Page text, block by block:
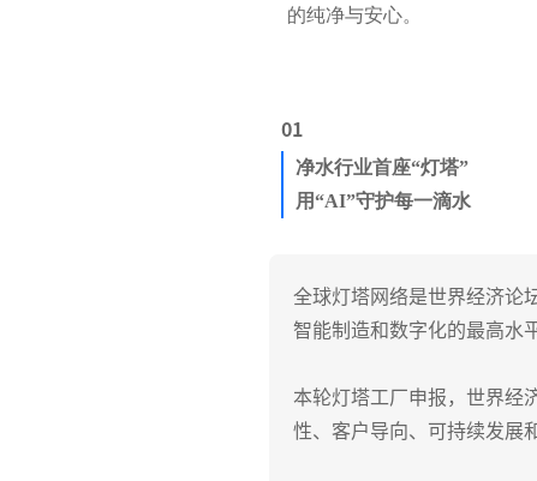
的纯净与安心。
01
净水行业首座“灯塔”
用“AI”守护每一滴水
全球灯塔网络是世界经济论
智能制造和数字化的最高水平
本轮灯塔工厂申报，世界经
性、客户导向、可持续发展